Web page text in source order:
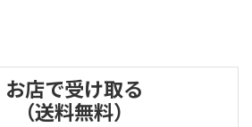
お店で受け取る
（送料無料）